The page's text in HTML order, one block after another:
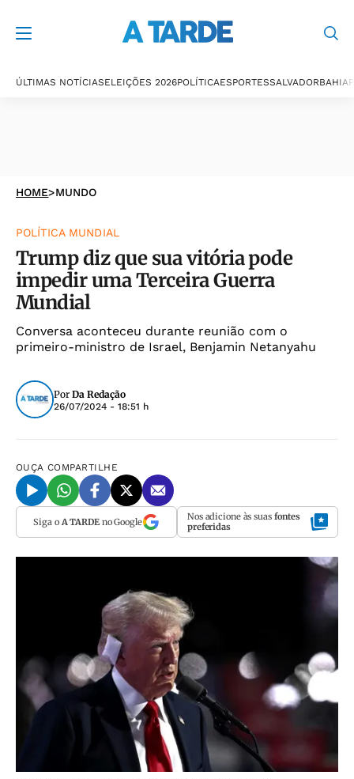
ÚLTIMAS NOTÍCIASELEIÇÕES 2026POLÍTICAESPORTESSALVADORBAHIA
HOME>MUNDO
POLÍTICA MUNDIAL
Trump diz que sua vitória pode
impedir uma Terceira Guerra
Mundial
Conversa aconteceu durante reunião com o
primeiro-ministro de Israel, Benjamin Netanyahu
Por Da Redação
26/07/2024 - 18:51 h
OUÇA COMPARTILHE
Siga o A TARDEno Google Nos adicione às suas fontes
preferidas